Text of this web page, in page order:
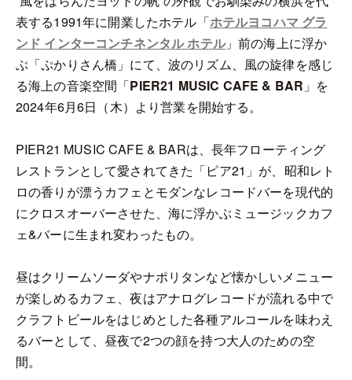
表する1991年に開業したホテル「ホテルヨコハマ グラ
ンド インターコンチネンタル ホテル」前の海上に浮か
ぶ「ぷかりさん橋」にて、波のリズム、風の旋律を感じ
る海上の音楽空間「PIER21 MUSIC CAFE & BAR 」を
2024年6月6日（木）より営業を開始する。
PIER21 MUSIC CAFE & BARは、長年フローティング
レストランとして愛されてきた「ピア21」が、昭和レト
ロの香りが漂うカフェとモダンなレコードバーを現代的
にクロスオーバーさせた、海に浮かぶミュージックカフ
ェ&バーに生まれ変わったもの。
昼はクリームソーダやナポリタンなど懐かしいメニュー
が楽しめるカフェ、夜はアナログレコードが流れる中で
クラフトビールをはじめとした各種アルコールを味わえ
るバーとして、昼夜で2つの顔を持つ大人のための空
間。